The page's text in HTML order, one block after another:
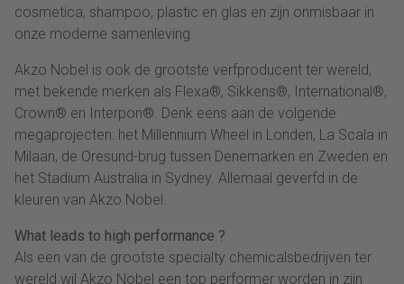
cosmetica, shampoo, plastic en glas en zijn onmisbaar in
onze moderne samenleving.
Akzo Nobel is ook de grootste verfproducent ter wereld,
met bekende merken als Flexa®, Sikkens®, International®,
Crown® en Interpon®. Denk eens aan de volgende
megaprojecten: het Millennium Wheel in Londen, La Scala in
Milaan, de Oresund-brug tussen Denemarken en Zweden en
het Stadium Australia in Sydney. Allemaal geverfd in de
kleuren van Akzo Nobel.
What leads to high performance ?
Als een van de grootste specialty chemicalsbedrijven ter
wereld wil Akzo Nobel een top performer worden in zijn